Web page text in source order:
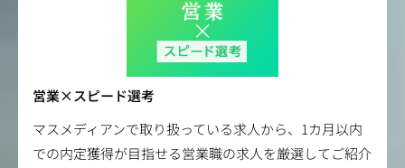
営業×スピード選考
マスメディアンで取り扱っている求人から、1カ月以内
での内定獲得が目指せる営業職の求人を厳選してご紹介